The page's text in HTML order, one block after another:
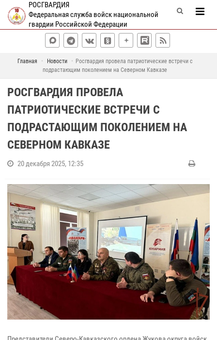
РОСГВАРДИЯ
Федеральная служба войск национальной
гвардии Российской Федерации
Главная Новости
Росгвардия провела патриотические встречи с
подрастающим поколением на Северном Кавказе
РОСГВАРДИЯ ПРОВЕЛА
ПАТРИОТИЧЕСКИЕ ВСТРЕЧИ С
ПОДРАСТАЮЩИМ ПОКОЛЕНИЕМ НА
СЕВЕРНОМ КАВКАЗЕ
20 декабря 2025, 12:35